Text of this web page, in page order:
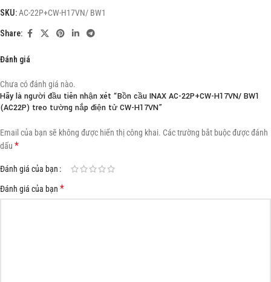
SKU:AC-22P+CW-H17VN/ BW1
Share:
Đánh giá
Chưa có đánh giá nào.
Hãy là người đầu tiên nhận xét “Bồn cầu INAX AC-22P+CW-H17VN/ BW1
(AC22P) treo tường nắp điện tử CW-H17VN”
Email của bạn sẽ không được hiển thị công khai. Các trường bắt buộc được đánh
dấu *
Đánh giá của bạn
Đánh giá của bạn *